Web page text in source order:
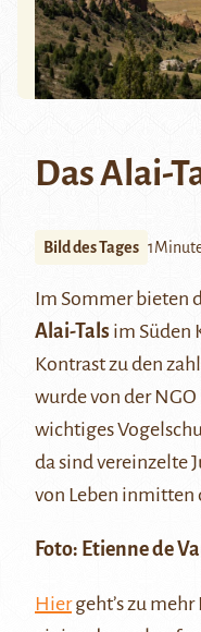
Das Alai-
Bild des Tages
Im Sommer bieten
Alai-Tals im Süden
Kontrast zu den
wurde von der NGO
wichtiges
da sind vereinzelte
von Leben inmitten
Foto: Etienne de
Hiergeht’s zu mehr